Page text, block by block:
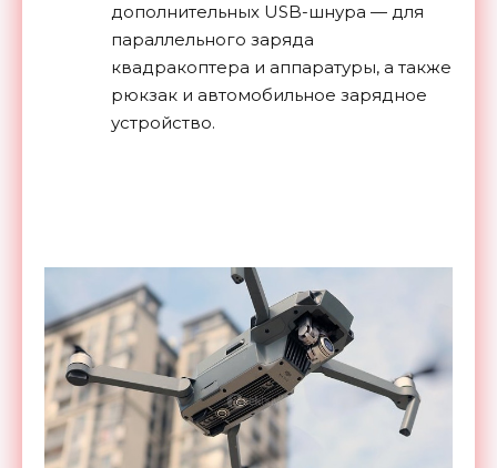
дополнительных USB-шнура — для
параллельного заряда
квадракоптера и аппаратуры, а также
рюкзак и автомобильное зарядное
устройство.